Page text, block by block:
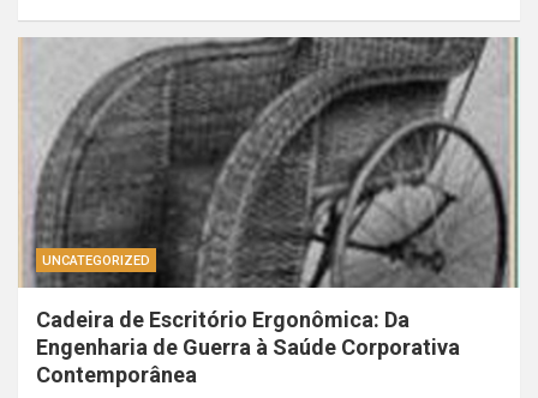
UNCATEGORIZED
Cadeira de Escritório Ergonômica: Da
Engenharia de Guerra à Saúde Corporativa
Contemporânea